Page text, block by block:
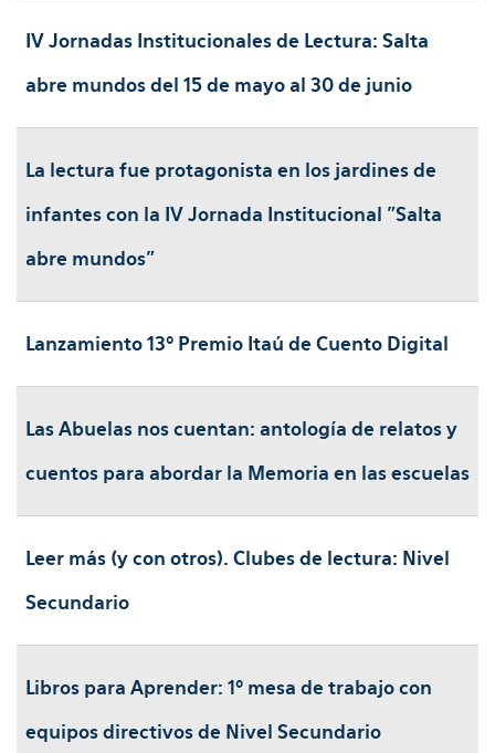
IV Jornadas Institucionales de Lectura: Salta
abre mundos del 15 de mayo al 30 de junio
La lectura fue protagonista en los jardines de
infantes con la IV Jornada Institucional "Salta
abre mundos"
Lanzamiento 13º Premio Itaú de Cuento Digital
Las Abuelas nos cuentan: antología de relatos y
cuentos para abordar la Memoria en las escuelas
Leer más (y con otros). Clubes de lectura: Nivel
Secundario
Libros para Aprender: 1º mesa de trabajo con
equipos directivos de Nivel Secundario